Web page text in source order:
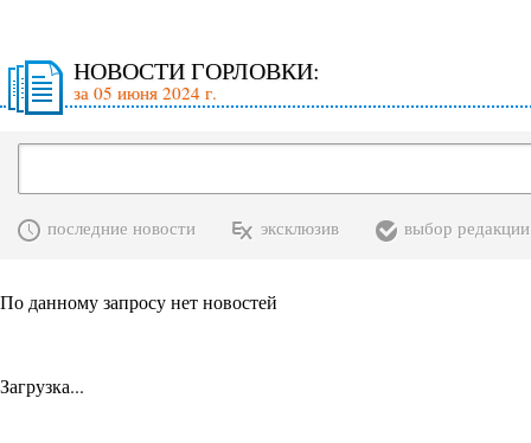
НОВОСТИ ГОРЛОВКИ:
за 05 июня 2024 г.
последние новости эксклюзив выбор редакции
По данному запросу нет новостей
Загрузка...